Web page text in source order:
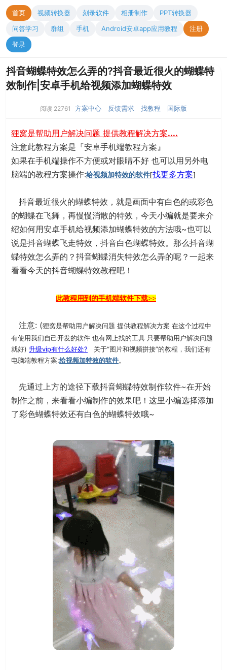
首页 视频转换器 刻录软件 相册制作
PPT转换器
问答学习
群组 手机 Android安卓app应用教程
注册
登录
抖音蝴蝶特效怎么弄的?抖音最近很火的蝴蝶特
效制作|安卓手机给视频添加蝴蝶特效
阅读 22761 方案中心 反馈需求 找教程 国际版
狸窝是帮助用户解决问题 提供教程解决方案....
注意此教程方案是『安卓手机端教程方案』
如果在手机端操作不方便或对眼睛不好 也可以用另外电
脑端的教程方案操作:给视频加特效的软件[找更多方案]
抖音最近很火的蝴蝶特效，就是画面中有白色的或彩色
的蝴蝶在飞舞，再慢慢消散的特效，今天小编就是要来介
绍如何用安卓手机给视频添加蝴蝶特效的方法哦~也可以
说是抖音蝴蝶飞走特效，抖音白色蝴蝶特效。那么抖音蝴
蝶特效怎么弄的？抖音蝴蝶消失特效怎么弄的呢？一起来
看看今天的抖音蝴蝶特效教程吧！
此教程用到的手机端软件下载>>
注意: (狸窝是帮助用户解决问题 提供教程解决方案 在这个过程中
有使用我们自己开发的软件 也有网上找的工具 只要帮助用户解决问题
就好) 升级vip有什么好处? 关于“图片和视频拼接”的教程，我们还有
电脑端教程方案:给视频加特效的软件。
先通过上方的途径下载抖音蝴蝶特效制作软件~在开始
制作之前，来看看小编制作的效果吧！这里小编选择添加
了彩色蝴蝶特效还有白色的蝴蝶特效哦~